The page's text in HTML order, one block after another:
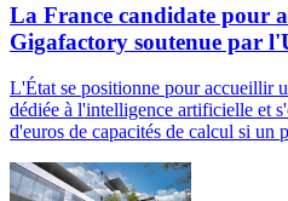
La France candidate pour
Gigafactory soutenue par
L'État se positionne pour accueillir
dédiée à l'intelligence artificielle et
d'euros de capacités de calcul si un